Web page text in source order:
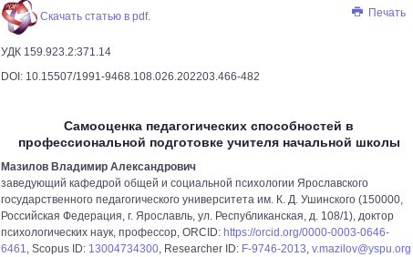
Печать
Скачать статью в pdf.
УДК 159.923.2:371.14
DOI: 10.15507/1991-9468.108.026.202203.466-482
Самооценка педагогических способностей в
профессиональной подготовке учителя начальной школы
Мазилов Владимир Александрович
заведующий кафедрой общей и социальной психологии Ярославского
государственного педагогического университета им. К. Д. Ушинского (150000,
Российская Федерация, г. Ярославль, ул. Республиканская, д. 108/1), доктор
психологических наук, профессор, ORCID: https://orcid.org/0000-0003-0646-
6461, Scopus ID: 13004734300, Researcher ID: F-9746-2013, v.mazilov@yspu.org